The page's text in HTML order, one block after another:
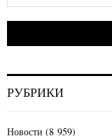
РУБРИКИ
Новости (8 959)